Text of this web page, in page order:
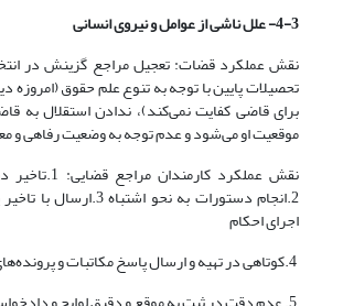
4-3- علل ناشی از عوامل و نیروی انسانی
نقش عملکرد قضات: تعجیل مراجع گزینش در
تحصیلات پایین با توجه به تنوع علم حقوق
برای قاضی کفایت نمی‌‌‌کند)، ندادن استقلال به
موقعیت او می‌‌‌شود و عدم توجه به وضعیت رفاهی و
نقش عملکرد
2.انجام دستورات به نحو
اجرای احکام